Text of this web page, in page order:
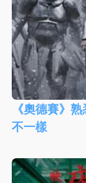
《奧德賽》
不一樣